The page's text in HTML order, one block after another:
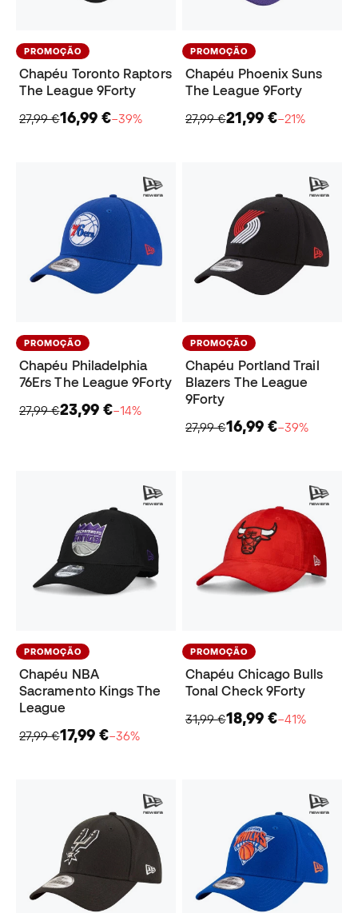
PROMOÇÃO
Chapéu Toronto Raptors
The League 9Forty
27,99 €16,99 €−39%
PROMOÇÃO
Chapéu Phoenix Suns
The League 9Forty
27,99 €21,99 €−21%
PROMOÇÃO
Chapéu Philadelphia
76Ers The League 9Forty
27,99 €23,99 €−14%
PROMOÇÃO
Chapéu Portland Trail
Blazers The League
9Forty
27,99 €16,99 €−39%
PROMOÇÃO
Chapéu NBA
Sacramento Kings The
League
27,99 €17,99 €−36%
PROMOÇÃO
Chapéu Chicago Bulls
Tonal Check 9Forty
31,99 €18,99 €−41%